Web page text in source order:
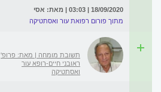
18/09/2020 | 03:03 | מאת: אסי
מתוך פורום רפואת עור ואסתטיקה
תשובת מומחה | מאת: פרופ'
ראובני חיים-רופא עור
ואסתטיקה